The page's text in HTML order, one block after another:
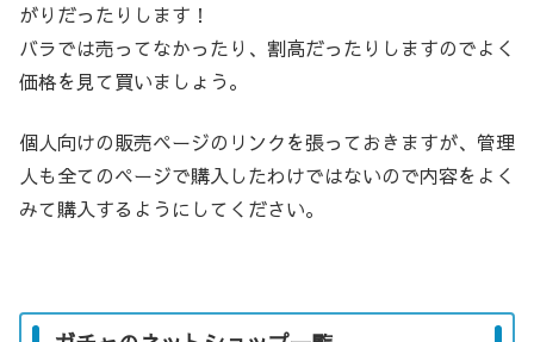
がりだったりします！
バラでは売ってなかったり、割高だったりしますのでよく
価格を見て買いましょう。
個人向けの販売ページのリンクを張っておきますが、管理
人も全てのページで購入したわけではないので内容をよく
みて購入するようにしてください。